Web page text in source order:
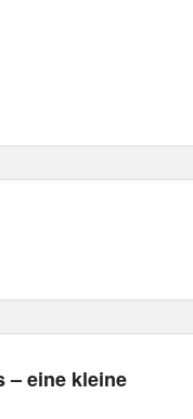
– eine kleine